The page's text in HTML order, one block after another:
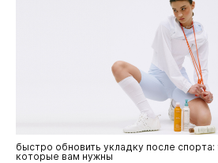
быстро обновить укладку после
которые вам нужны